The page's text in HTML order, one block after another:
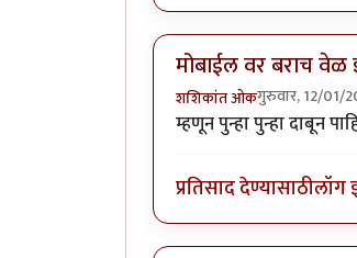
मोबाईल वर बराच
शशिकांत ओकगुरुवार, 12/01/
म्हणून पुन्हा पुन्हा दाबून
प्रतिसाद देण्यासाठीलॉग